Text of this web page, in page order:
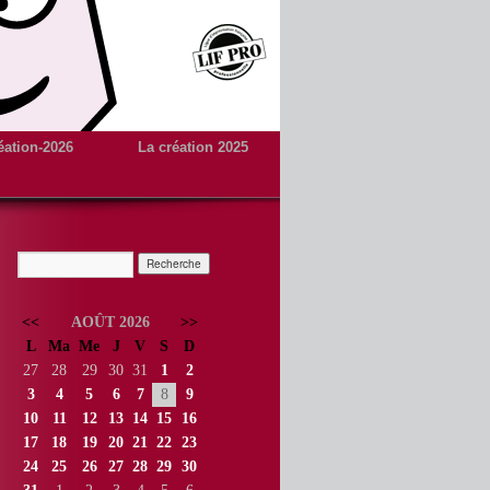
2026 La création 2025
<< AOÛT 2026
>>
L
Ma Me J V S
D
27
28 29 30 31 1
2
3
4 5 6 7 8
9
10
11 12 13 14 15
16
17
18 19 20 21 22 23
24
25 26 27 28 29 30